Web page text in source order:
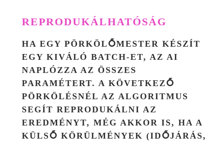
REPRODUKÁLHATÓSÁG
HA EGY PÖRKÖLŐMESTER KÉSZÍT
EGY KIVÁLÓ BATCH-ET, AZ AI
NAPLÓZZA AZ ÖSSZES
PARAMÉTERT. A KÖVETKEZŐ
PÖRKÖLÉSNÉL AZ ALGORITMUS
SEGÍT REPRODUKÁLNI AZ
EREDMÉNYT, MÉG AKKOR IS, HA A
KÜLSŐ KÖRÜLMÉNYEK (IDŐJÁRÁS,